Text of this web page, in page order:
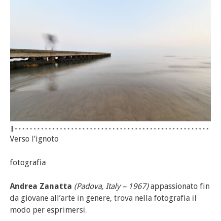
Verso l’ignoto
fotografia
Andrea Zanatta (Padova, Italy – 1967)appassionato fin
da giovane all’arte in genere, trova nella fotografia il
modo per esprimersi.